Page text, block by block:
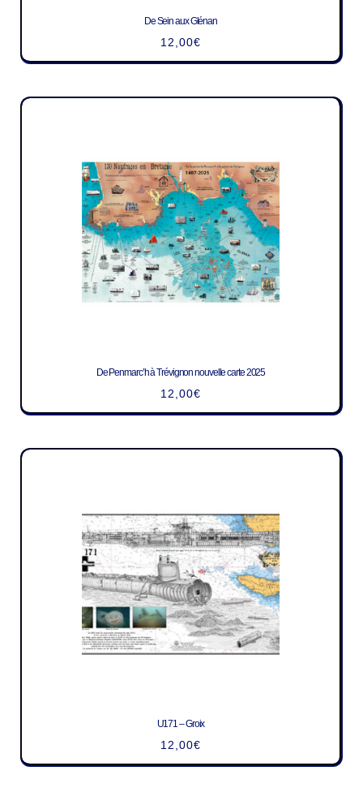
De Sein aux Glénan
12,00€
De Penmarc’h à Trévignon nouvelle carte 2025
12,00€
U171 – Groix
12,00€